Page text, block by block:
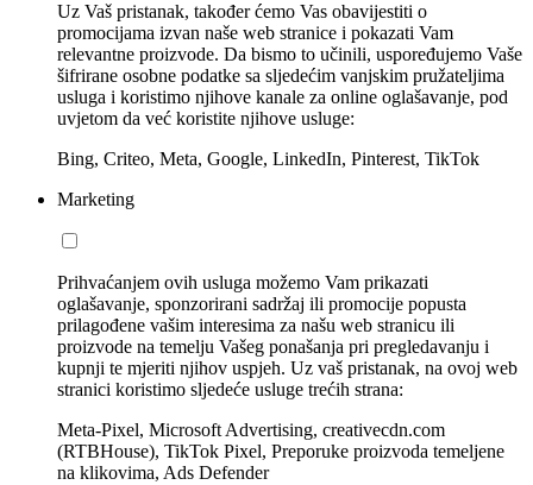
Uz Vaš pristanak, također ćemo Vas obavijestiti o
promocijama izvan naše web stranice i pokazati Vam
relevantne proizvode. Da bismo to učinili, uspoređujemo Vaše
šifrirane osobne podatke sa sljedećim vanjskim pružateljima
usluga i koristimo njihove kanale za online oglašavanje, pod
uvjetom da već koristite njihove usluge:
Bing, Criteo, Meta, Google, LinkedIn, Pinterest, TikTok
Marketing
Prihvaćanjem ovih usluga možemo Vam prikazati
oglašavanje, sponzorirani sadržaj ili promocije popusta
prilagođene vašim interesima za našu web stranicu ili
proizvode na temelju Vašeg ponašanja pri pregledavanju i
kupnji te mjeriti njihov uspjeh. Uz vaš pristanak, na ovoj web
stranici koristimo sljedeće usluge trećih strana:
Meta-Pixel, Microsoft Advertising, creativecdn.com
(RTBHouse), TikTok Pixel, Preporuke proizvoda temeljene
na klikovima, Ads Defender